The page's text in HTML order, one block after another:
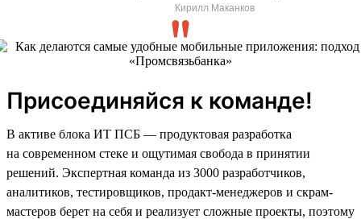
Кирилл Маканков
Присоединяйся к команде!
В активе блока ИТ ПСБ — продуктовая разработка
на современном стеке и ощутимая свобода в принятии
решений. Экспертная команда из 3000 разработчиков,
аналитиков, тестировщиков, продакт-менеджеров и скрам-
мастеров берет на себя и реализует сложные проекты, поэтому